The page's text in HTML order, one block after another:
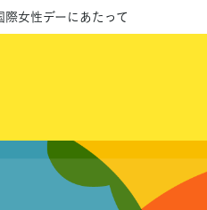
際女性デーにあたって